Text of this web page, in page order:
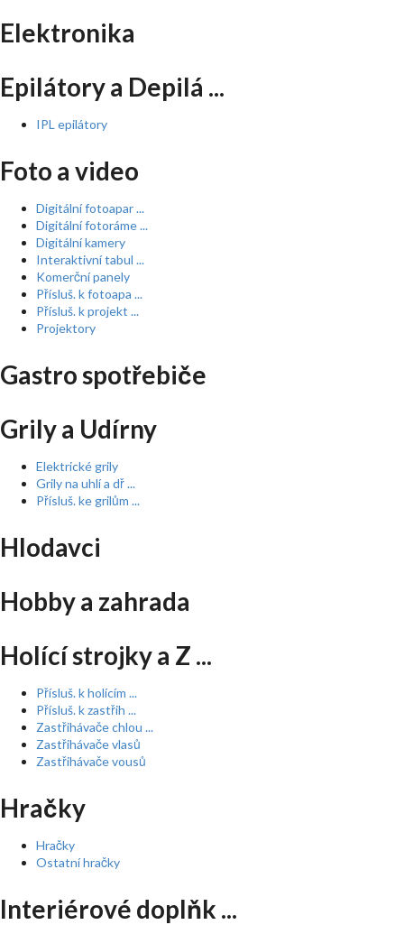
Elektronika
Epilátory a Depilá ...
IPL epilátory
Foto a video
Digitální fotoapar ...
Digitální fotoráme ...
Digitální kamery
Interaktivní tabul ...
Komerční panely
Přísluš. k fotoapa ...
Přísluš. k projekt ...
Projektory
Gastro spotřebiče
Grily a Udírny
Elektrické grily
Grily na uhlí a dř ...
Přísluš. ke grilům ...
Hlodavci
Hobby a zahrada
Holící strojky a Z ...
Přísluš. k holícím ...
Přísluš. k zastřih ...
Zastřihávače chlou ...
Zastřihávače vlasů
Zastřihávače vousů
Hračky
Hračky
Ostatní hračky
Interiérové doplňk ...